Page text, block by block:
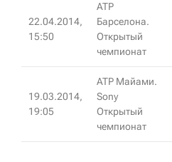
22.04.2014,
15:50
ATP
Барселона.
Открытый
чемпионат
19.03.2014,
19:05
ATP Майами.
Sony
Открытый
чемпионат